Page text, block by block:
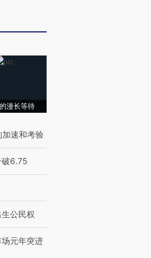
漫长等待
速和考验
破6.75
公民权
场元年突进